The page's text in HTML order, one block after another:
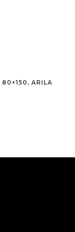
80×150, ARILA